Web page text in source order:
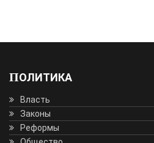
ПОЛИТИКА
Власть
Законы
Реформы